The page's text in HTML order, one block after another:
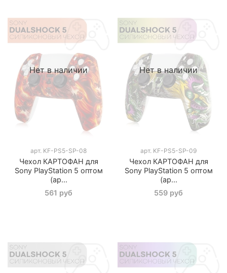
Нет в наличии
арт. KF-PS5-SP-08
Чехол КАРТОФАН для
Sony PlayStation 5 оптом
(ар...
561 руб
Нет в наличии
арт. KF-PS5-SP-09
Чехол КАРТОФАН для
Sony PlayStation 5 оптом
(ар...
559 руб